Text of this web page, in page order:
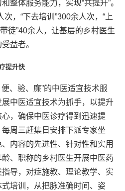
整体服务能力，实现“共提升”。
，“下去培训”300余人次，“上
徒”40余人，让基层的乡村医生
益者。
提升快
、验、廉”的中医适宜技术服
中医适宜技术为抓手，以提升
，确保中医诊疗得到迅速提
周三赶集日安排下派专家坐
内容的先进性、针对性和实用
、职称的乡村医生开展中医药
导，对症施教、理论教学、实
培训，从把脉准确时间、姿